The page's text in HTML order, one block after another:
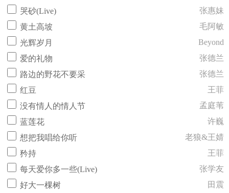
哭砂(Live)
张惠妹
黄土高坡
毛阿敏
光辉岁月
Beyond
爱的礼物
张德兰
路边的野花不要采
张德兰
红豆
王菲
没有情人的情人节
孟庭苇
蓝莲花
许巍
想把我唱给你听
老狼&王婧
矜持
王菲
每天爱你多一些(Live)
张学友
好大一棵树
田震